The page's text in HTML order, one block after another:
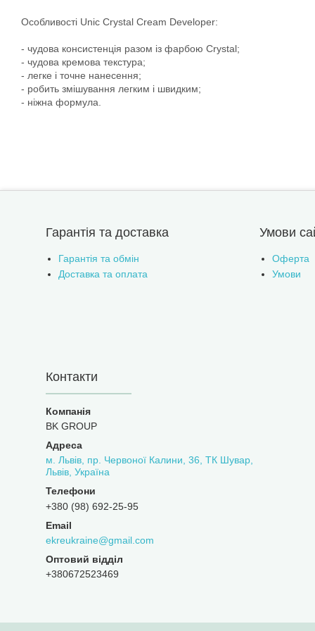
Особливості Unic Crystal Cream Developer:
- чудова консистенція разом із фарбою Crystal;
- чудова кремова текстура;
- легке і точне нанесення;
- робить змішування легким і швидким;
- ніжна формула.
Гарантія та доставка
Гарантія та обмін
Доставка та оплата
Умови
Оферта
Умови
Контакти
BK GROUP
м. Львів, пр. Червоної Калини, 36, ТК Шувар,
Львів, Україна
+380 (98) 692-25-95
ekreukraine@gmail.com
Оптовий відділ
+380672523469